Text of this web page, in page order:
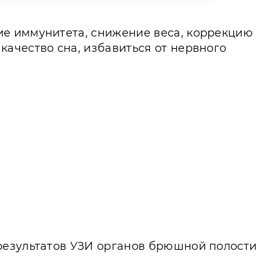
иммунитета, снижение веса, коррекцию
сна, избавиться от нервного
УЗИ органов брюшной полости